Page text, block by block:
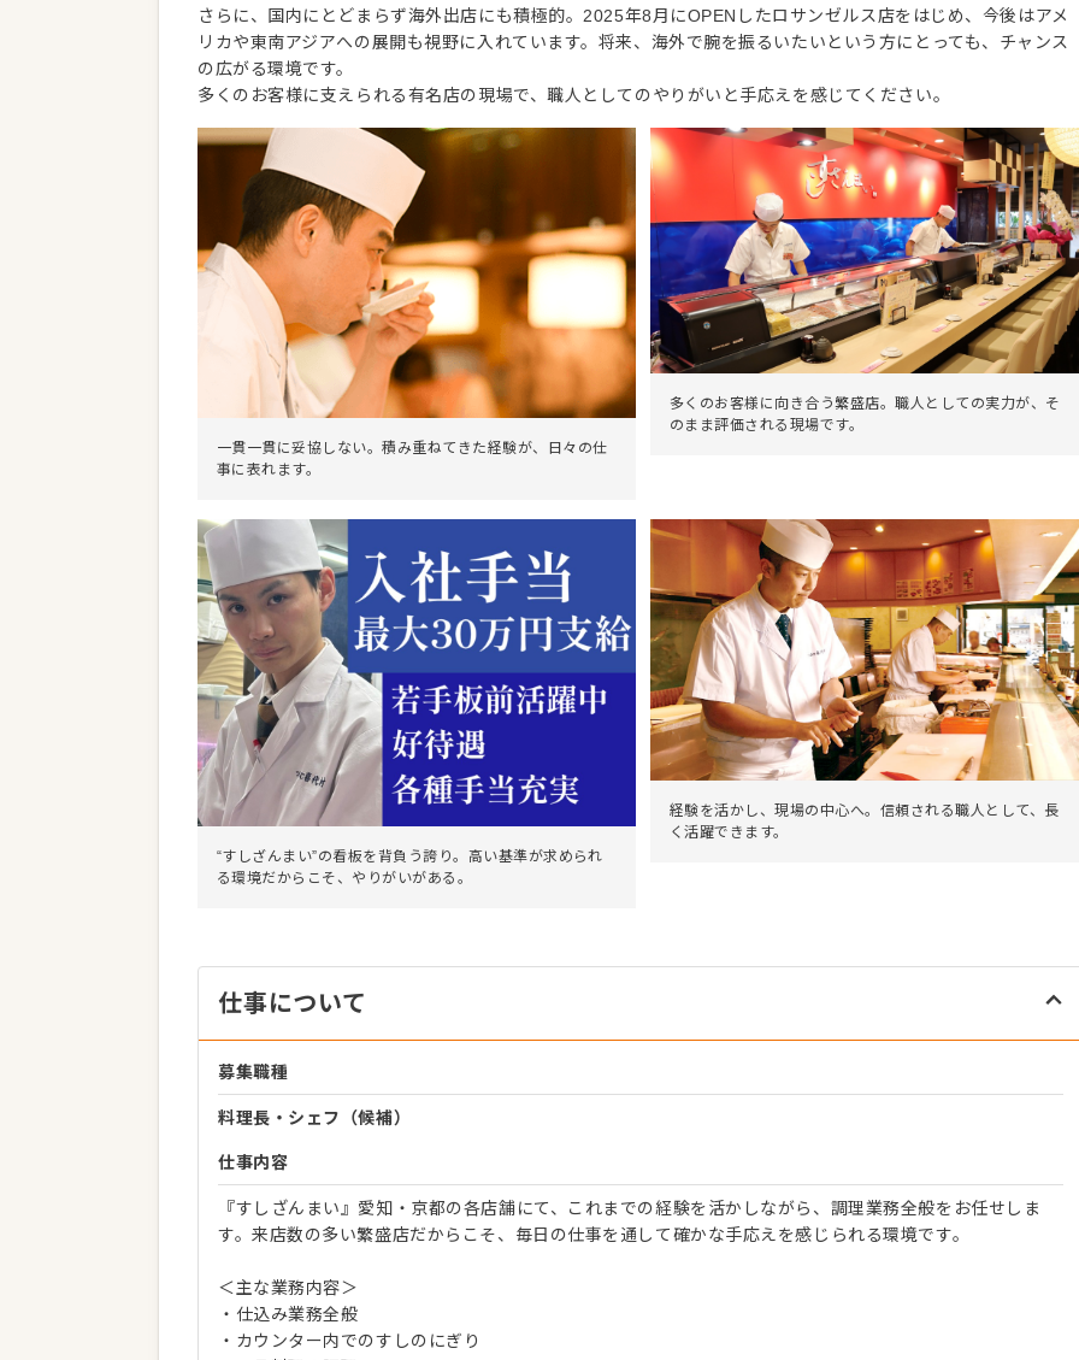
さらに、国内にとどまらず海外出店にも積極的。2025年8月にOPENしたロサンゼルス店をはじめ、今後はアメ
リカや東南アジアへの展開も視野に入れています。将来、海外で腕を振るいたいという方にとっても、チャンス
の広がる環境です。
多くのお客様に支えられる有名店の現場で、職人としてのやりがいと手応えを感じてください。
一貫一貫に妥協しない。積み重ねてきた経験が、日々の仕
事に表れます。
多くのお客様に向き合う繁盛店。職人としての実力が、そ
のまま評価される現場です。
“すしざんまい”の看板を背負う誇り。高い基準が求められ
る環境だからこそ、やりがいがある。
経験を活かし、現場の中心へ。信頼される職人として、長
く活躍できます。
仕事について
募集職種
料理長・シェフ（候補）
仕事内容
『すしざんまい』愛知・京都の各店舗にて、これまでの経験を活かしながら、調理業務全般をお任せしま
す。来店数の多い繁盛店だからこそ、毎日の仕事を通して確かな手応えを感じられる環境です。
＜主な業務内容＞
・仕込み業務全般
・カウンター内でのすしのにぎり